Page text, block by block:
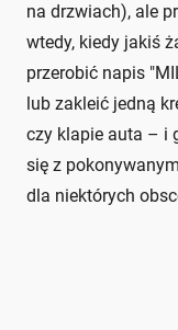
na drzwiach), ale
wtedy, kiedy jakiś
przerobić napis
lub zakleić jedną
czy klapie auta – i
się z
dla niektórych